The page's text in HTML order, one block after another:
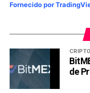
Fornecido por
de